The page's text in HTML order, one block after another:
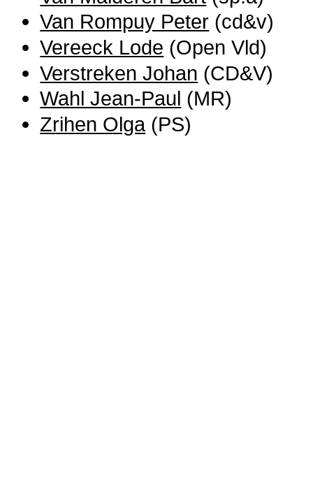
Van Rompuy Peter (cd&v)
Vereeck Lode (Open Vld)
Verstreken Johan (CD&V)
Wahl Jean-Paul (MR)
Zrihen Olga(PS)